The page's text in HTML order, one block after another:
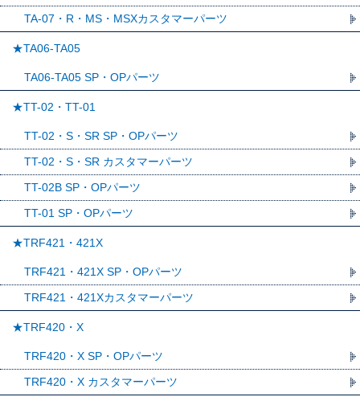
TA-07・R・MS・MSXカスタマーパーツ
★TA06-TA05
TA06-TA05 SP・OPパーツ
★TT-02・TT-01
TT-02・S・SR SP・OPパーツ
TT-02・S・SR カスタマーパーツ
TT-02B SP・OPパーツ
TT-01 SP・OPパーツ
★TRF421・421X
TRF421・421X SP・OPパーツ
TRF421・421Xカスタマーパーツ
★TRF420・X
TRF420・X SP・OPパーツ
TRF420・X カスタマーパーツ